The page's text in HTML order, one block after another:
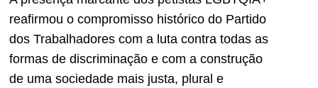
reafirmou o compromisso histórico do Partido
dos Trabalhadores com a luta contra todas as
formas de discriminação e com a construção
de uma sociedade mais justa, plural e